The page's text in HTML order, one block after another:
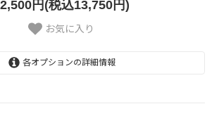
円(税込13,750円)
お気に入り
各オプションの詳細情報